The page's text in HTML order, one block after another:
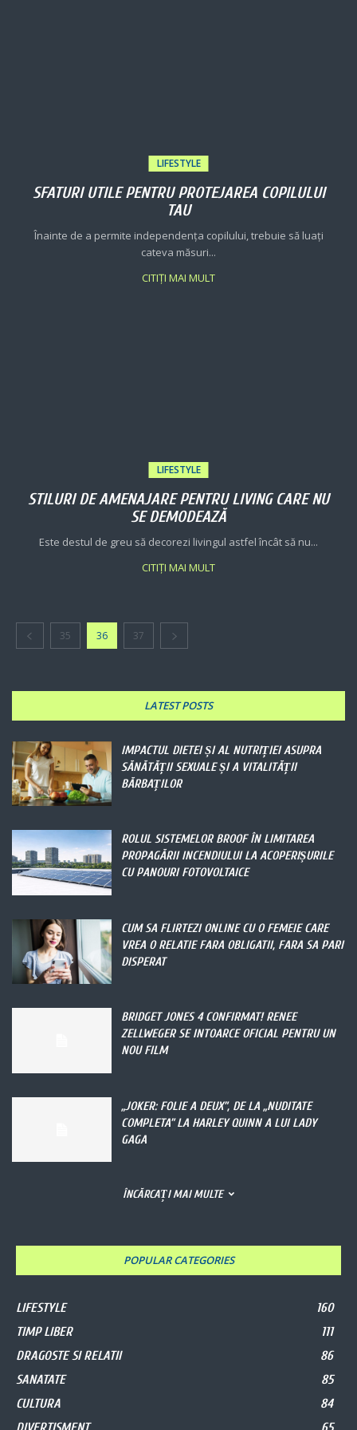
LIFESTYLE
SFATURI UTILE PENTRU PROTEJAREA COPILULUI
TAU
Înainte de a permite independența copilului, trebuie să luați
cateva măsuri...
CITIȚI MAI MULT
LIFESTYLE
STILURI DE AMENAJARE PENTRU LIVING CARE NU
SE DEMODEAZĂ
Este destul de greu să decorezi livingul astfel încât să nu...
CITIȚI MAI MULT
35 36 37
LATEST POSTS
IMPACTUL DIETEI ȘI AL NUTRIȚIEI ASUPRA
SĂNĂTĂȚII SEXUALE ȘI A VITALITĂȚII
BĂRBAȚILOR
ROLUL SISTEMELOR BROOF ÎN LIMITAREA
PROPAGĂRII INCENDIULUI LA ACOPERIȘURILE
CU PANOURI FOTOVOLTAICE
CUM SA FLIRTEZI ONLINE CU O FEMEIE CARE
VREA O RELATIE FARA OBLIGATII, FARA SA PARI
DISPERAT
BRIDGET JONES 4 CONFIRMAT! RENEE
ZELLWEGER SE INTOARCE OFICIAL PENTRU UN
NOU FILM
„JOKER: FOLIE A DEUX”, DE LA „NUDITATE
COMPLETA” LA HARLEY QUINN A LUI LADY
GAGA
ÎNCĂRCAȚI MAI MULTE
POPULAR CATEGORIES
LIFESTYLE
160
TIMP LIBER
111
DRAGOSTE SI RELATII
86
SANATATE
85
CULTURA
84